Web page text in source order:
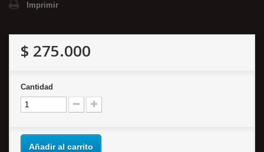
Imprimir
$ 275.000
Cantidad
Añadir al carrito